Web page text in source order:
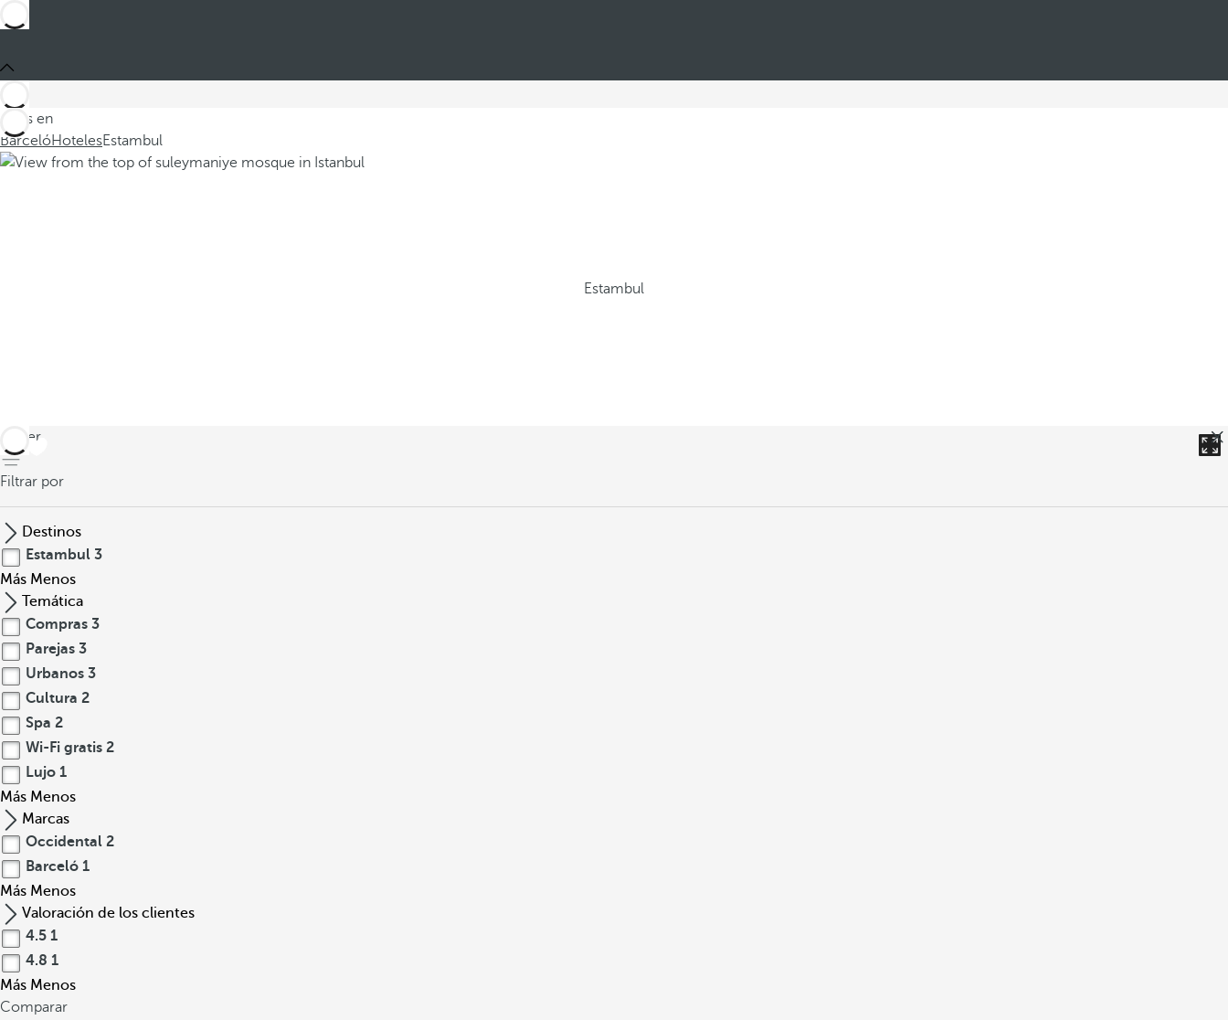
Estás en
BarcelóHotelesEstambul
Estambul
volver
Filtrar por
Destinos
Estambul 3
Más Menos
Temática
Compras 3
Parejas 3
Urbanos 3
Cultura 2
Spa 2
Wi-Fi gratis 2
Lujo 1
Más Menos
Marcas
Occidental 2
Barceló 1
Más Menos
Valoración de los clientes
4.5 1
4.8 1
Más Menos
Comparar